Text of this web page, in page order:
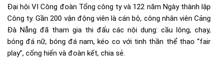
Đại hội VI Công đoàn Tổng công ty và 122 năm Ngày thành lập
Công ty. Gần 200 vận động viên là cán bộ, công nhân viên Cảng
Đà Nẵng đã tham gia thi đấu các nội dung: cầu lông, chạy,
bóng đá nữ, bóng đá nam, kéo co với tinh thần thể thao “fair
play”, cống hiến và đoàn kết, chia sẻ.